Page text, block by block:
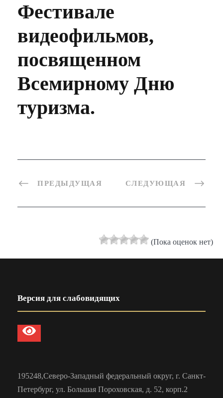
Фестивале
видеофильмов,
посвященном
Всемирному Дню
туризма.
ПРЕДЫДУЩАЯ СЛЕДУЮЩАЯ
(Пока оценок нет)
Версия для слабовидящих
195248,Северо-Западный федеральный округ, г. Санкт-
Петербург, ул. Большая Пороховская, д. 52, корп.2